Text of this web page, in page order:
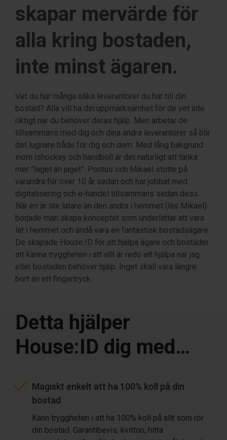
skapar mervärde för
alla kring bostaden,
inte minst ägaren.
Vet du hur många olika leverantörer du har till din
bostad? Alla vill ha din uppmärksamhet för de vet inte
riktigt när du behöver deras hjälp. Men arbetar de
tillsammans med dig och dina andra leverantörer så blir
det lugnare både för dig och dem. Med lång bakgrund
inom ishockey och handboll är det naturligt att tänka
mer ”laget än jaget”. Pontus och Mikael stötte på
varandra för över 10 år sedan och har jobbat med
digitalisering och e-handel tillsammans sedan dess.
När en är lite latare än den andra i hemmet (läs Mikael)
började man skapa konceptet som underlättar att vara
lat i hemmet och ändå vara en fantastisk bostadsägare.
De skapade House:ID för att hjälpa ägare och bostäder
att känna tryggheten i att allt är redo att hjälpa när jag
eller bostaden behöver hjälp. Inget skall vara längre
bort än ett fingertryck.
Detta hjälper
House:ID dig med…
Magiskt enkelt att ha 100% koll på din
bostad
Känn tryggheten i att ha 100% koll på allt som rör
din bostad. Garantibevis, kvitton, hitta